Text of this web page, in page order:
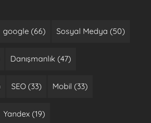
google (66) Sosyal Medya (50)
Danışmanlık (47)
SEO (33) Mobil (33)
Yandex (19)